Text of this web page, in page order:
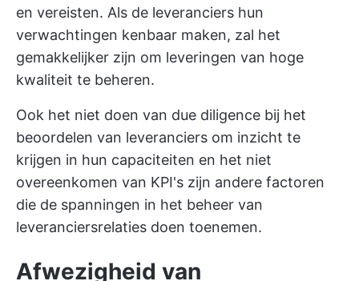
en vereisten. Als de leveranciers hun
verwachtingen kenbaar maken, zal het
gemakkelijker zijn om leveringen van hoge
kwaliteit te beheren.
Ook het niet doen van due diligence bij het
beoordelen van leveranciers om inzicht te
krijgen in hun capaciteiten en het niet
overeenkomen van KPI's zijn andere factoren
die de spanningen in het beheer van
leveranciersrelaties doen toenemen.
Afwezigheid van